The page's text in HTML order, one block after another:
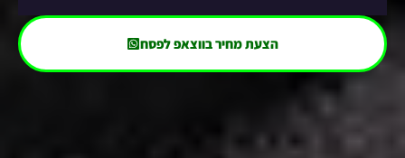
הצעת מחיר בווצאפ לפסח